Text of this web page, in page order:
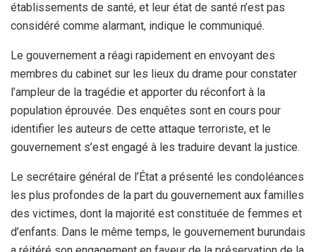
établissements de santé, et leur état de santé n’est pas
considéré comme alarmant, indique le communiqué.
Le gouvernement a réagi rapidement en envoyant des
membres du cabinet sur les lieux du drame pour constater
l’ampleur de la tragédie et apporter du réconfort à la
population éprouvée. Des enquêtes sont en cours pour
identifier les auteurs de cette attaque terroriste, et le
gouvernement s’est engagé à les traduire devant la justice.
Le secrétaire général de l’État a présenté les condoléances
les plus profondes de la part du gouvernement aux familles
des victimes, dont la majorité est constituée de femmes et
d’enfants. Dans le même temps, le gouvernement burundais